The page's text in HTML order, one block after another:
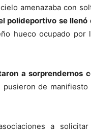
amenazaba con
polideportivo se llenó
hueco ocupado por
a sorprendernos
pusieron de manifiesto
a